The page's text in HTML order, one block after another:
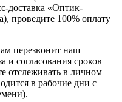
доставка «Оптик-
проведите 100% оплату
перезвонит наш
и согласования сроков
отслеживать в личном
в рабочие дни с